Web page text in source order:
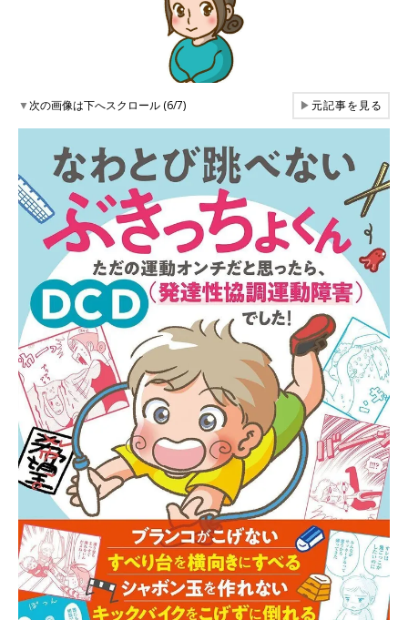
▼次の画像は下へスクロール (6/7) ▶元記事を見る